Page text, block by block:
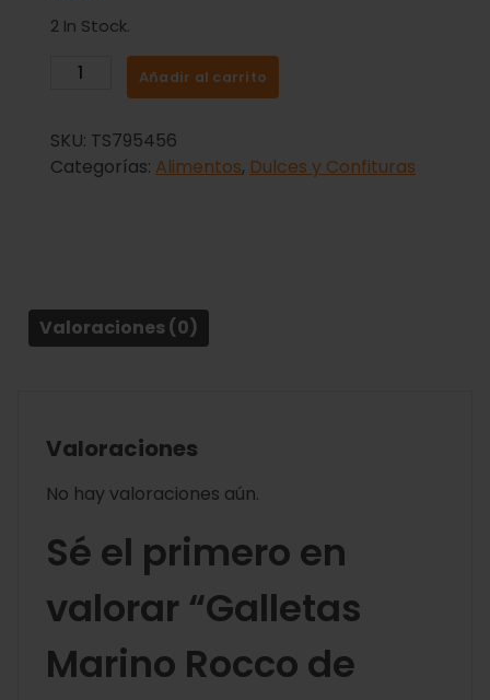
2 In Stock.
Añadir al carrito
SKU: TS795456
Categorías: Alimentos, Dulces y Confituras
Valoraciones (0)
Valoraciones
No hay valoraciones aún.
Sé el primero en
valorar “Galletas
Marino Rocco de